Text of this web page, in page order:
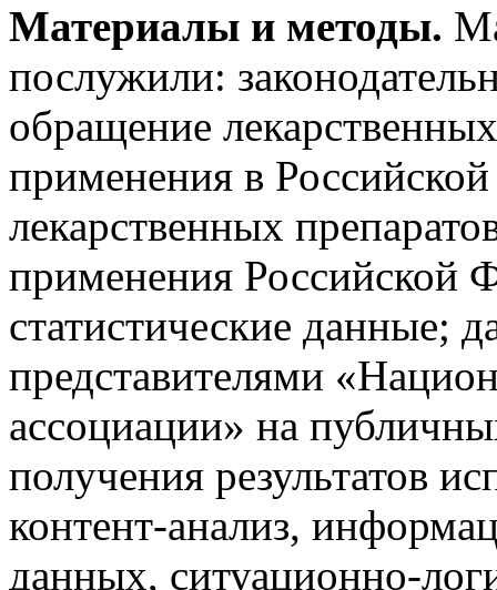
Материалы и методы.
послужили:
обращение
применения в
лекарственных
применения Российской
статистические данные;
представителями
ассоциации» на
получения результатов
контент-анализ,
данных, ситуационно-